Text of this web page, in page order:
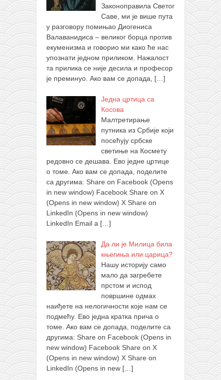
Законоправила Светог
Саве, ми је више пута
у разговору помињао Диогениса
Валаванидиса – великог борца против
екуменизма и говорио ми како ће нас
упознати једном приликом. Нажалост
та прилика се није десила и професор
је преминуо. Ако вам се допада, […]
Једна цртица са
Косова
Малтретирање
путника из Србије који
посећују србске
светиње на Космету
редовно се дешава. Ево једне цртице
о томе. Ако вам се допада, поделите
са другима: Share on Facebook (Opens
in new window) Facebook Share on X
(Opens in new window) X Share on
LinkedIn (Opens in new window)
LinkedIn Email a […]
Да ли је Милица била
књегиња или царица?
Нашу историју само
мало да загребете
прстом и испод
површине одмах
наиђете на нелогичности које нам се
подмећу. Ево једна кратка прича о
томе. Ако вам се допада, поделите са
другима: Share on Facebook (Opens in
new window) Facebook Share on X
(Opens in new window) X Share on
LinkedIn (Opens in new […]